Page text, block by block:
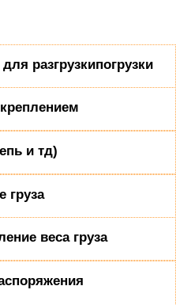
разгрузкипогрузки
и тд)
груза
веса груза